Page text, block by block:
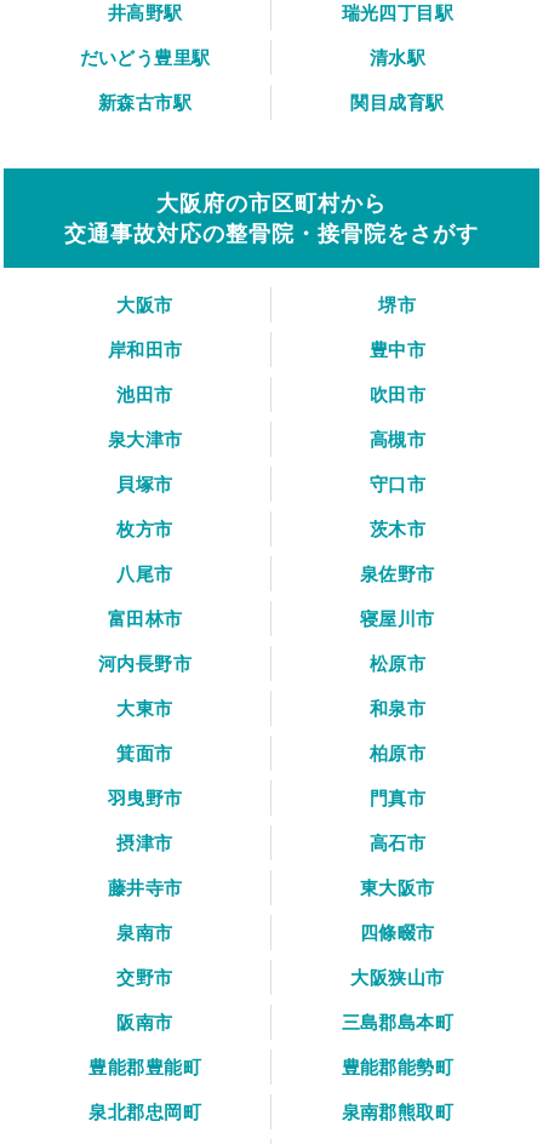
井高野駅
瑞光四丁目駅
だいどう豊里駅
清水駅
新森古市駅
関目成育駅
大阪府の市区町村から
交通事故対応の整骨院・接骨院をさがす
大阪市
堺市
岸和田市
豊中市
池田市
吹田市
泉大津市
高槻市
貝塚市
守口市
枚方市
茨木市
八尾市
泉佐野市
富田林市
寝屋川市
河内長野市
松原市
大東市
和泉市
箕面市
柏原市
羽曳野市
門真市
摂津市
高石市
藤井寺市
東大阪市
泉南市
四條畷市
交野市
大阪狭山市
阪南市
三島郡島本町
豊能郡豊能町
豊能郡能勢町
泉北郡忠岡町
泉南郡熊取町